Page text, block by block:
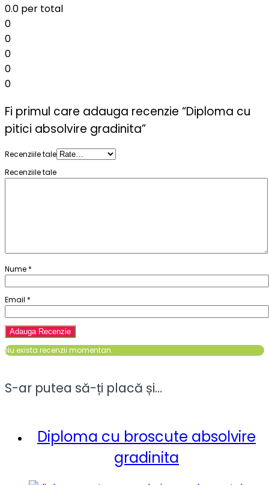
0.0 per total
0
0
0
0
0
Fi primul care adauga recenzie “Diploma cu
pitici absolvire gradinita”
Recenziile tale
Recenziile tale
Nume *
Email *
Nu exista recenzii momentan.
S-ar putea să-ți placă și…
Diploma cu broscute absolvire
gradinita